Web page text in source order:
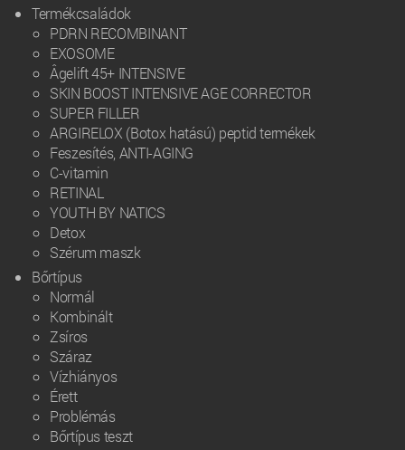
Termékcsaládok
PDRN RECOMBINANT
EXOSOME
Âgelift 45+ INTENSIVE
SKIN BOOST INTENSIVE AGE CORRECTOR
SUPER FILLER
ARGIRELOX (Botox hatású) peptid termékek
Feszesítés, ANTI-AGING
C-vitamin
RETINAL
YOUTH BY NATICS
Detox
Szérum maszk
Bőrtípus
Normál
Kombinált
Zsíros
Száraz
Vízhiányos
Érett
Problémás
Bőrtípus teszt